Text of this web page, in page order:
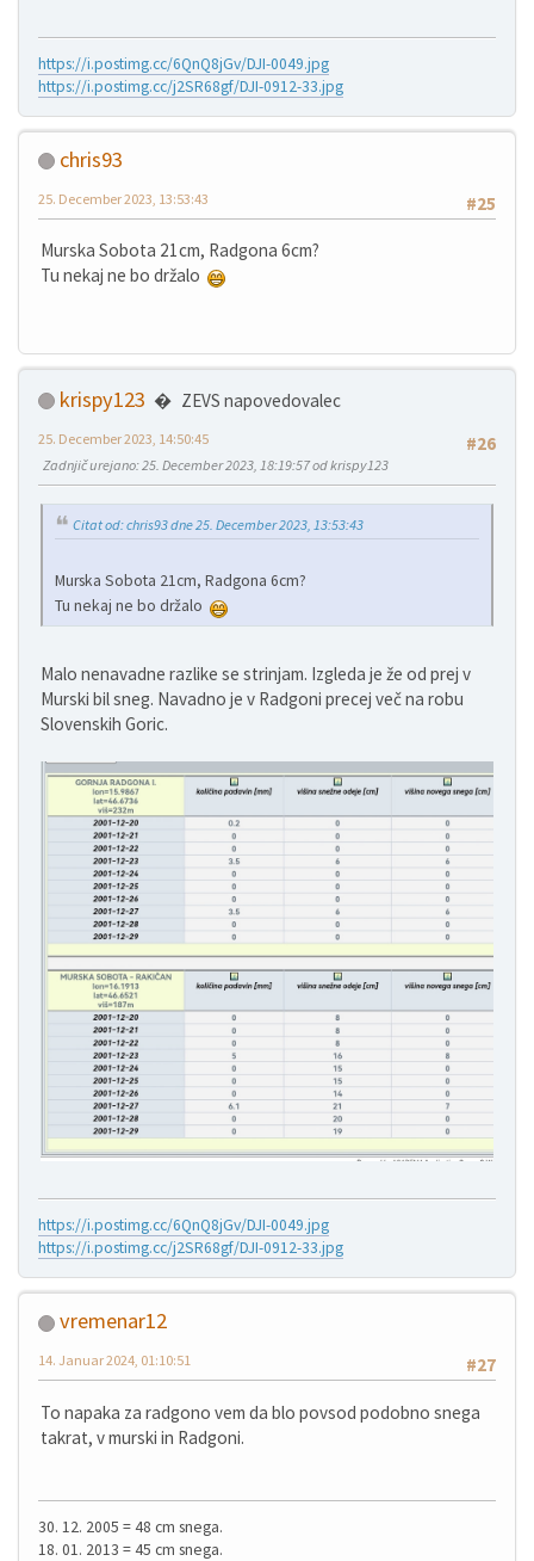
https://i.postimg.cc/6QnQ8jGv/DJI-0049.jpg
https://i.postimg.cc/j2SR68gf/DJI-0912-33.jpg
chris93
#25
25. December 2023, 13:53:43
Murska Sobota 21cm, Radgona 6cm?
Tu nekaj ne bo držalo
krispy123
ZEVS napovedovalec
#26
25. December 2023, 14:50:45
Zadnjič urejano: 25. December 2023, 18:19:57 od krispy123
Citat od: chris93 dne 25. December 2023, 13:53:43
Murska Sobota 21cm, Radgona 6cm?
Tu nekaj ne bo držalo
Malo nenavadne razlike se strinjam. Izgleda je že od prej v
Murski bil sneg. Navadno je v Radgoni precej več na robu
Slovenskih Goric.
https://i.postimg.cc/6QnQ8jGv/DJI-0049.jpg
https://i.postimg.cc/j2SR68gf/DJI-0912-33.jpg
vremenar12
#27
14. Januar 2024, 01:10:51
To napaka za radgono vem da blo povsod podobno snega
takrat, v murski in Radgoni.
30. 12. 2005 = 48 cm snega.
18. 01. 2013 = 45 cm snega.